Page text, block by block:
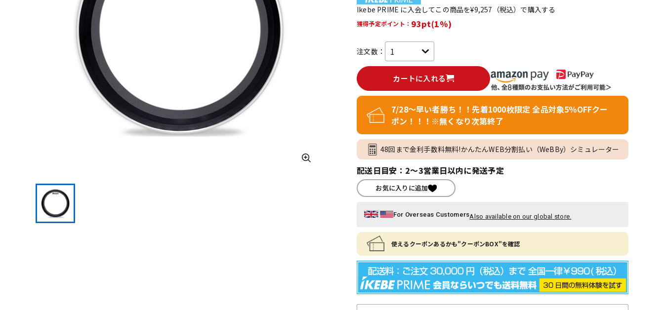
Ikebe PRIME に入会してこの商品を¥9,257（税込）で購入する
獲得予定ポイント： 93pt(1%)
注文数：
カートに入れる
7/28～早い者勝ち！！先着1000枚限定 全品対象5％OFFクー
ポン！！！※無くなり次第終了
48回まで金利手数料無料!かんたんWEB分割払い（WeBBy）シミュレーター
配送日目安：2～3営業日以内に発送予定
お気に入りに追加
For Overseas CustomersAlso available on our global store.
使えるクーポンあるかも"クーポンBOX"を確認